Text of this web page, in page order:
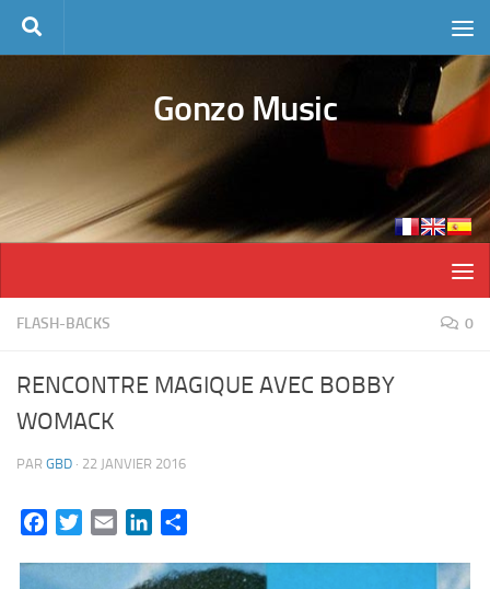
Skip to content
Gonzo Music
FLASH-BACKS 0
RENCONTRE MAGIQUE AVEC BOBBY
WOMACK
PAR GBD · 22 JANVIER 2016
FacebookTwitterEmail LinkedIn